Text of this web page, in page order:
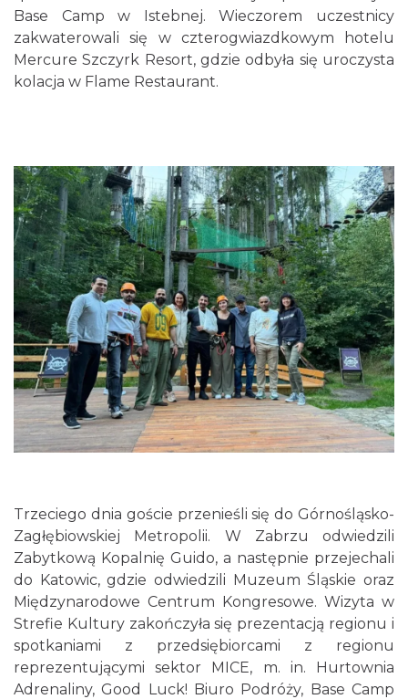
Base Camp w Istebnej. Wieczorem uczestnicy
zakwaterowali się w czterogwiazdkowym hotelu
Mercure Szczyrk Resort, gdzie odbyła się uroczysta
kolacja w Flame Restaurant.
Trzeciego dnia goście przenieśli się do Górnośląsko-
Zagłębiowskiej Metropolii. W Zabrzu odwiedzili
Zabytkową Kopalnię Guido, a następnie przejechali
do Katowic, gdzie odwiedzili Muzeum Śląskie oraz
Międzynarodowe Centrum Kongresowe. Wizyta w
Strefie Kultury zakończyła się prezentacją regionu i
spotkaniami z przedsiębiorcami z regionu
reprezentującymi sektor MICE, m. in. Hurtownia
Adrenaliny, Good Luck! Biuro Podróży, Base Camp